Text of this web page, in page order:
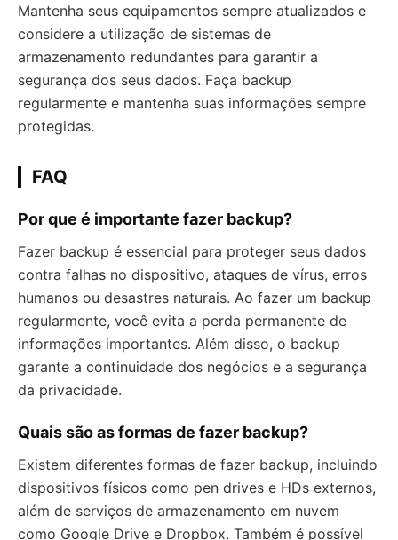
Mantenha seus equipamentos sempre atualizados e
considere a utilização de sistemas de
armazenamento redundantes para garantir a
segurança dos seus dados. Faça backup
regularmente e mantenha suas informações sempre
protegidas.
FAQ
Por que é importante fazer backup?
Fazer backup é essencial para proteger seus dados
contra falhas no dispositivo, ataques de vírus, erros
humanos ou desastres naturais. Ao fazer um backup
regularmente, você evita a perda permanente de
informações importantes. Além disso, o backup
garante a continuidade dos negócios e a segurança
da privacidade.
Quais são as formas de fazer backup?
Existem diferentes formas de fazer backup, incluindo
dispositivos físicos como pen drives e HDs externos,
além de serviços de armazenamento em nuvem
como Google Drive e Dropbox. Também é possível